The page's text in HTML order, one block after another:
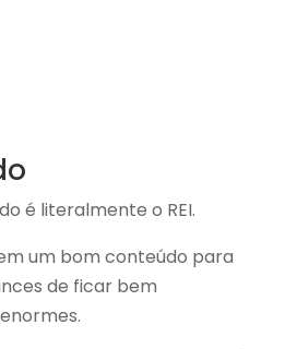
é literalmente o REI.
um bom conteúdo para
de ficar bem